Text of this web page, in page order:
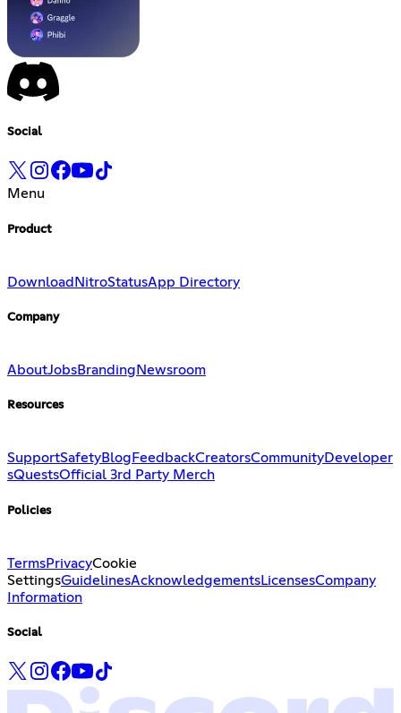
Social
Menu
Product
Download NitroStatusApp Directory
Company
AboutJobsBranding Newsroom
Resources
SupportSafetyBlog FeedbackCreatorsCommunityDeveloper
sQuestsOfficial 3rd Party Merch
Policies
TermsPrivacyCookie
SettingsGuidelinesAcknowledgementsLicensesCompany
Information
Social